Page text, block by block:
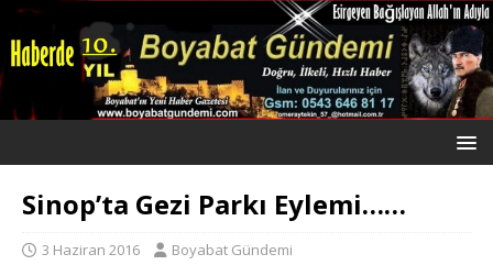
Sinop’ta Gezi Parkı Eylemi……
3 Haziran 2016 Boyabat Gündemi